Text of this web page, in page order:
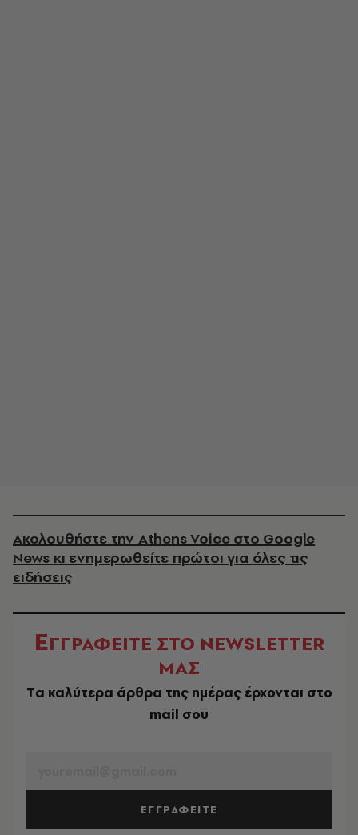
Ακολουθήστε την Athens Voice στο Google
News κι ενημερωθείτε πρώτοι για όλες τις
ειδήσεις
ΕΓΓΡΑΦΕΙΤΕ ΣΤΟ NEWSLETTER
ΜΑΣ
Tα καλύτερα άρθρα της ημέρας έρχονται στο
mail σου
ΕΓΓΡΑΦΕΙΤΕ